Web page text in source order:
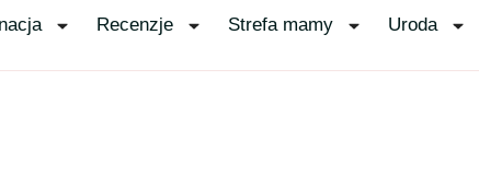
Recenzje Strefa mamy Uroda